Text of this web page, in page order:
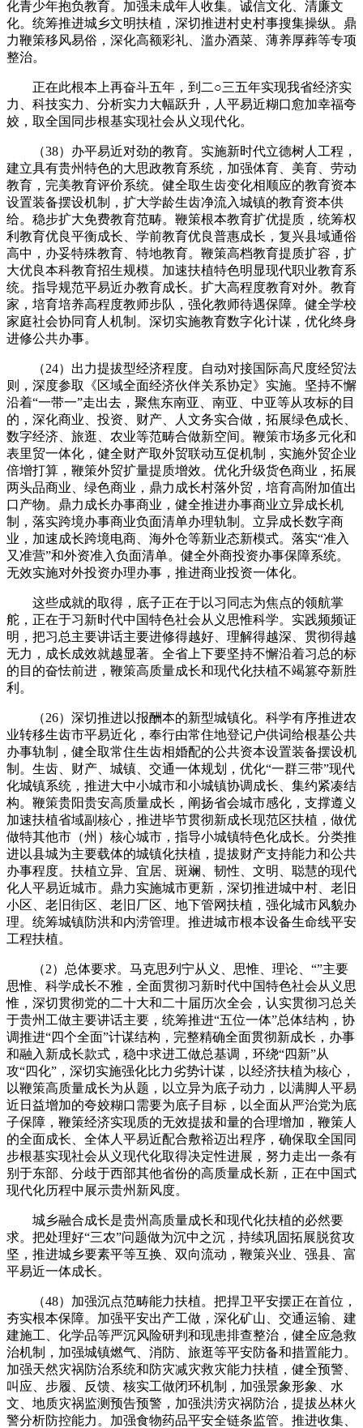
化青少年抱负教育。加强未成年人收集。诚信文化、清廉文
化。统筹推进城乡文明扶植，深切推进村史村事搜集操纵。鼎
力鞭策移风易俗，深化高额彩礼、滥办酒菜、薄养厚葬等专项
整治。
正在此根本上再奋斗五年，到二○三五年实现我省经济实
力、科技实力、分析实力大幅跃升，人平易近糊口愈加幸福夸
姣，取全国同步根基实现社会从义现代化。
（38）办平易近对劲的教育。实施新时代立德树人工程，
建立具有贵州特色的大思政教育系统，加强体育、美育、劳动
教育，完美教育评价系统。健全取生齿变化相顺应的教育资本
设置装备摆设机制，扩大学龄生齿净流入城镇的教育资本供
给。稳步扩大免费教育范畴。鞭策根本教育扩优提质，统筹权
利教育优良平衡成长、学前教育优良普惠成长，复兴县域通俗
高中，办妥特殊教育、特地教育。鞭策高档教育提质扩容，扩
大优良本科教育招生规模。加速扶植特色明显现代职业教育系
统。指导规范平易近办教育成长。扩大高程度教育对外。教育
家，培育培养高程度教师步队，强化教师待遇保障。健全学校
家庭社会协同育人机制。深切实施教育数字化计谋，优化终身
进修公共办事。
（24）出力提拔型经济程度。自动对接国际高尺度经贸法
则，深度参取《区域全面经济伙伴关系协定》实施。坚持不懈
沿着“一带一”走出去，聚焦东南亚、南亚、中亚等从攻标的目
的，深化商业、投资、财产、人文务实合做，拓展绿色成长、
数字经济、旅逛、农业等范畴合做新空间。鞭策市场多元化和
表里贸一体化，健全财产取外贸联动互促机制，实施外贸企业
倍增打算，鞭策外贸扩量提质增效。优化升级货色商业，拓展
两头品商业、绿色商业，鼎力成长村落外贸，培育高附加值出
口产物。鼎力成长办事商业，健全推进办事商业立异成长机
制，落实跨境办事商业负面清单办理轨制。立异成长数字商
业，加速成长跨境电商、海外仓等新业态新模式。落实“准入
又准营”和外资准入负面清单。健全外商投资办事保障系统。
无效实施对外投资办理办事，推进商业投资一体化。
这些成就的取得，底子正在于以习同志为焦点的领航掌
舵，正在于习新时代中国特色社会从义思惟科学。实践频频证
明，把习总主要讲话主要进修得越好、理解得越深、贯彻得越
无力，成长成效就越显著。全省上下要坚持不懈沿着习总的标
的目的奋怯前进，鞭策高质量成长和现代化扶植不竭篡夺新胜
利。
（26）深切推进以报酬本的新型城镇化。科学有序推进农
业转移生齿市平易近化，奉行由常住地登记户供词给根基公共
办事轨制，健全取常住生齿相婚配的公共资本设置装备摆设机
制。生齿、财产、城镇、交通一体规划，优化“一群三带”现代
化城镇系统，推进大中小城市和小城镇协调成长、集约紧凑结
构。鞭策贵阳贵安高质量成长，阐扬省会城市感化，支撑遵义
加速扶植省域副核心，推进毕节贯彻新成长现范区扶植，做优
做特其他市（州）核心城市，指导小城镇特色化成长。分类推
进以县城为主要载体的城镇化扶植，提拔财产支持能力和公共
办事程度。扶植立异、宜居、斑斓、韧性、文明、聪慧的现代
化人平易近城市。鼎力实施城市更新，深切推进城中村、老旧
小区、老旧街区、老旧厂区、地下管网扶植，强化城市风貌办
理。统筹城镇防洪和内涝管理。推进城市根本设备生命线平安
工程扶植。
（2）总体要求。马克思列宁从义、思惟、理论、“”主要
思惟、科学成长不雅，全面贯彻习新时代中国特色社会从义思
惟，深切贯彻党的二十大和二十届历次全会，认实贯彻习总关
于贵州工做主要讲话主要，统筹推进“五位一体”总体结构，协
调推进“四个全面”计谋结构，完整精确全面贯彻新成长，办事
和融入新成长款式，稳中求进工做总基调，环绕“四新”从
攻“四化”，深切实施强化比力劣势计谋，以经济扶植为核心，
以鞭策高质量成长为从题，以立异为底子动力，以满脚人平易
近日益增加的夸姣糊口需要为底子目标，以全面从严治党为底
子保障，鞭策经济实现质的无效提拔和量的合理增加，鞭策人
的全面成长、全体人平易近配合敷裕迈出程序，确保取全国同
步根基实现社会从义现代化取得决定性进展，努力走出一条有
别于东部、分歧于西部其他省份的高质量成长新，正在中国式
现代化历程中展示贵州新风度。
城乡融合成长是贵州高质量成长和现代化扶植的必然要
求。把处理好“三农”问题做为沉中之沉，持续巩固拓展脱贫攻
坚，推进城乡要素平等互换、双向流动，鞭策兴业、强县、富
平易近一体成长。
（48）加强沉点范畴能力扶植。把捍卫平安摆正在首位，
夯实根本保障。加强平安出产工做，深化矿山、交通运输、建
建施工、化学品等严沉风险研判和现患排查整治，健全应急救
治机制，加强城镇燃气、消防、旅逛等平安防备和措置能力。
加强天然灾祸防治系统和防灾减灾救灾能力扶植，健全预警、
叫应、步履、反馈、核实工做闭环机制，加强景象形象、水
文、地质灾祸监测预告预警，加强洪涝灾祸防治，提拔丛林火
警分析防控能力。加强食物药品平安全链条监管。推进收集、